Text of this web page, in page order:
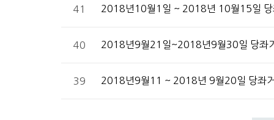
41 2018년10월1일 ~ 2018년 10월15일
40 2018년9월21일~2018년9월30일 당좌
39 2018년9월11 ~ 2018년 9월20일 당좌